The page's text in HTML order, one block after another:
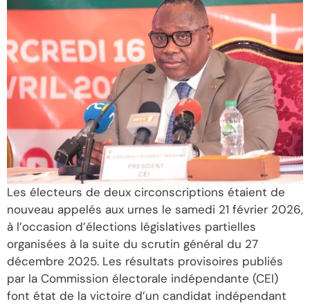
Les électeurs de deux circonscriptions étaient de
nouveau appelés aux urnes le samedi 21 février 2026,
à l’occasion d’élections législatives partielles
organisées à la suite du scrutin général du 27
décembre 2025. Les résultats provisoires publiés
par la Commission électorale indépendante (CEI)
font état de la victoire d’un candidat indépendant